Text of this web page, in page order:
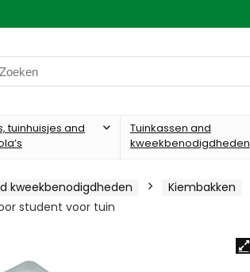
tuinhuisjes and
Tuinkassen and
kweekbenodigdheden
kweekbenodigdheden Kiembakken
student voor tuin